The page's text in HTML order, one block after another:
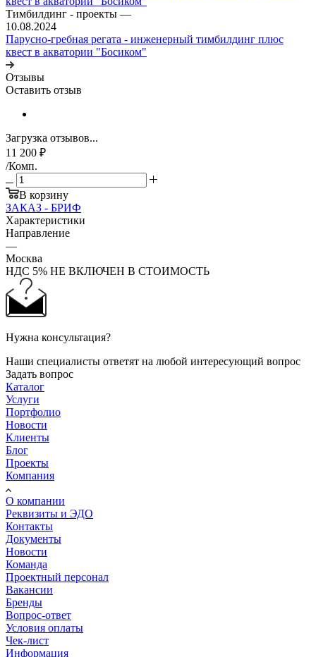
Тимбилдинг - проекты —
10.08.2024
Парусно-гребная регата - инженерный тимбилдинг плюс
квест в акватории "Босиком"
Отзывы
Оставить отзыв
Загрузка отзывов...
11 200 ₽
/Комп.
В корзину
ЗАКАЗ - БРИФ
Характеристики
Направление
—
Москва
НДС 5% НЕ ВКЛЮЧЕН В СТОИМОСТЬ
Нужна консультация?
Наши специалисты ответят на любой интересующий вопрос
Задать вопрос
Каталог
Услуги
Портфолио
Новости
Клиенты
Блог
Проекты
Компания
О компании
Реквизиты и ЭДО
Контакты
Документы
Новости
Команда
Проектный персонал
Вакансии
Бренды
Вопрос-ответ
Условия оплаты
Чек-лист
Информация